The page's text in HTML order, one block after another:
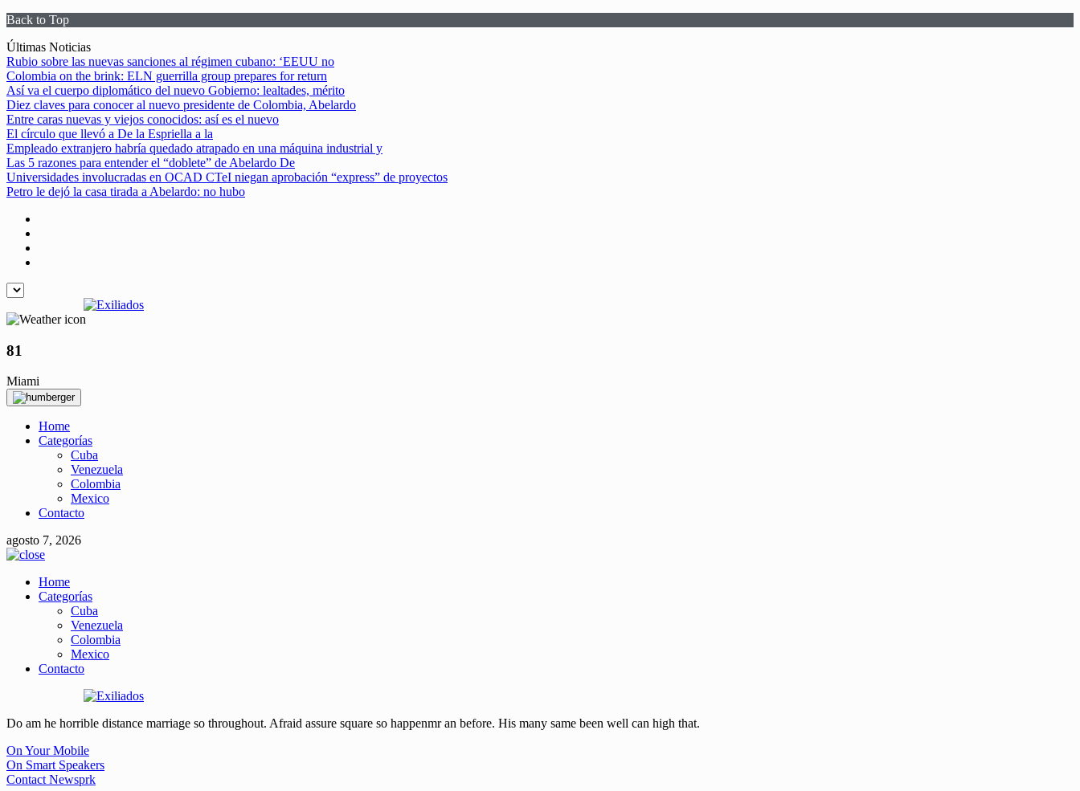
Back to Top
Skip
to
content
Últimas Noticias
Rubio sobre las nuevas sanciones al régimen cubano: ‘EEUU no
Colombia on the brink: ELN guerrilla group prepares for return
Así va el cuerpo diplomático del nuevo Gobierno: lealtades, mérito
Diez claves para conocer al nuevo presidente de Colombia, Abelardo
Entre caras nuevas y viejos conocidos: así es el nuevo
El círculo que llevó a De la Espriella a la
Empleado extranjero habría quedado atrapado en una máquina industrial y
Las 5 razones para entender el “doblete” de Abelardo De
Universidades involucradas en OCAD CTeI niegan aprobación “express” de proyectos
Petro le dejó la casa tirada a Abelardo: no hubo
81
Miami
Home
Categorías
Cuba
Venezuela
Colombia
Mexico
Contacto
agosto 7, 2026
Home
Categorías
Cuba
Venezuela
Colombia
Mexico
Contacto
Do am he horrible distance marriage so throughout. Afraid assure square so happenmr an before. His many same been well can high that.
On Your Mobile
On Smart Speakers
Contact Newsprk